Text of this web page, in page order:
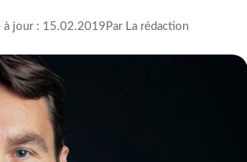
à jour : 15.02.2019 Par La rédaction